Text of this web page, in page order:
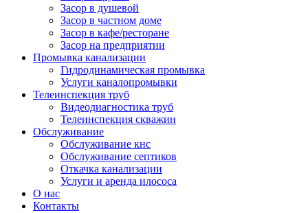
Засор в душевой
Засор в частном доме
Засор в кафе/ресторане
Засор на предприятии
Промывка канализации
Гидродинамическая промывка
Услуги каналопромывки
Телеинспекция труб
Видеодиагностика труб
Телеинспекция скважин
Обслуживание
Обслуживание кнс
Обслуживание септиков
Откачка канализации
Услуги и аренда илососа
О нас
Контакты